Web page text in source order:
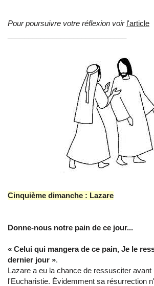
Pour poursuivre votre réflexion voir l'article
Cinquième dimanche : Lazare
Donne-nous notre pain de ce jour...
« Celui qui mangera de ce pain, Je le
dernier jour ».
Lazare a eu la chance de ressusciter
l'Eucharistie. Évidemment sa résurrection